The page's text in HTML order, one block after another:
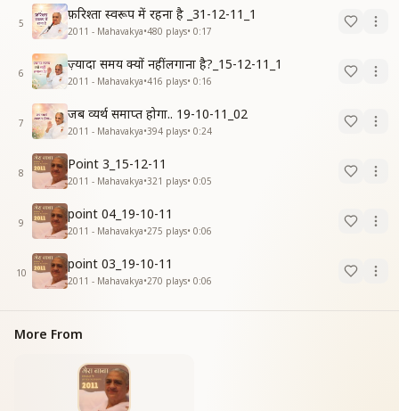
5
फ़रिश्ता स्वरूप में रहना है _31-12-11_1
2011 - Mahavakya•480 plays• 0:17
6
ज़्यादा समय क्यों नहीं लगाना है?_15-12-11_1
2011 - Mahavakya•416 plays• 0:16
7
जब व्यर्थ समाप्त होगा.. 19-10-11_02
2011 - Mahavakya•394 plays• 0:24
8
Point 3_15-12-11
2011 - Mahavakya•321 plays• 0:05
9
point 04_19-10-11
2011 - Mahavakya•275 plays• 0:06
10
point 03_19-10-11
2011 - Mahavakya•270 plays• 0:06
More From